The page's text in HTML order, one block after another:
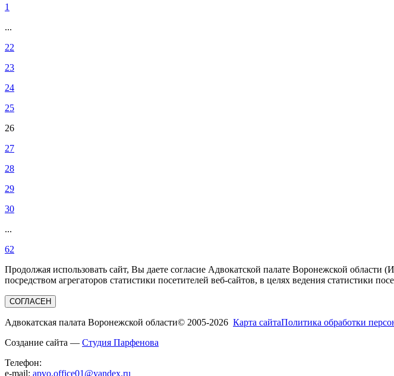
1
...
22
23
24
25
26
27
28
29
30
...
62
Продолжая использовать сайт, Вы даете согласие Адвокатской палате Воронежской
посредством агрегаторов статистики посетителей веб-сайтов, в целях ведения статистики
СОГЛАСЕН
Адвокатская палата Воронежской области© 2005-2026 Карта сайтаПолитика обработки
Создание сайта — Студия Парфенова
Телефон:
e-mail: apvo.office01@yandex.ru